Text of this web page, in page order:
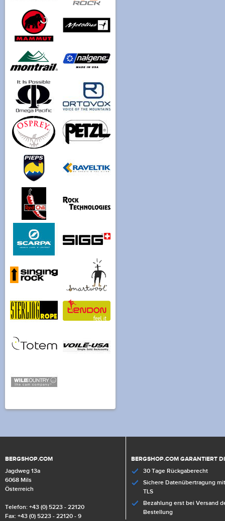
BERGSHOP.COM
Jagdweg 13a
6068 Mils
Österreich
Telefon: +43 (0) 5223 - 22120
Fax: +43 (0) 5223 - 22120 - 9
BERGSHOP.COM GARANTIERT
30 Tage Rückgaberecht
Sichere Datenübertragung
TLS
Bezahlung erst bei Versand
Bestellung